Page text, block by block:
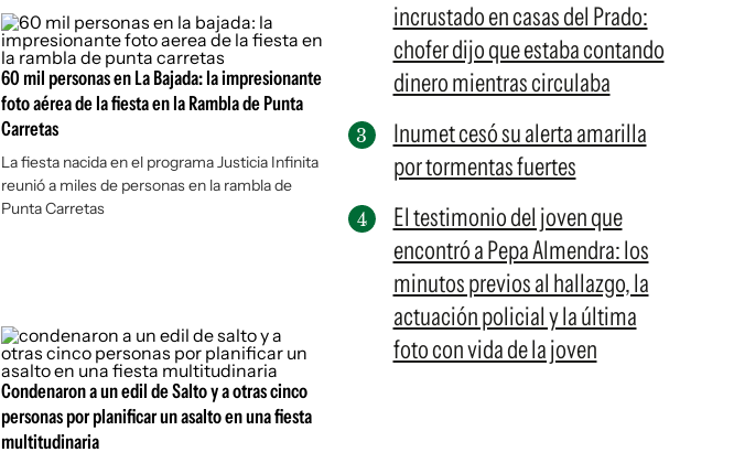
60 mil personas en La Bajada: la impresionante
foto aérea de la fiesta en la Rambla de Punta
Carretas
La fiesta nacida en el programa Justicia Infinita
reunió a miles de personas en la rambla de
Punta Carretas
Condenaron a un edil de Salto y a otras cinco
personas por planificar un asalto en una fiesta
multitudinaria
incrustado en casas del Prado:
chofer dijo que estaba contando
dinero mientras circulaba
Inumet cesó su alerta amarilla
por tormentas fuertes
El testimonio del joven que
encontró a Pepa Almendra: los
minutos previos al hallazgo, la
actuación policial y la última
foto con vida de la joven